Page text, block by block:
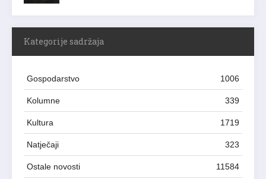
Kategorije sadržaja
Gospodarstvo 1006
Kolumne 339
Kultura 1719
Natječaji 323
Ostale novosti 11584